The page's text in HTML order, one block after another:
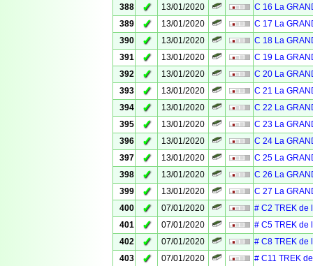
388
✓ 13/01/2020
C 16 La
389
✓ 13/01/2020
C 17 La
390
✓ 13/01/2020
C 18 La
391
✓ 13/01/2020
C 19 La
392
✓ 13/01/2020
C 20 La
393
✓ 13/01/2020
C 21 La
394
✓ 13/01/2020
C 22 La
395
✓ 13/01/2020
C 23 La
396
✓ 13/01/2020
C 24 La
397
✓ 13/01/2020
C 25 La
398
✓ 13/01/2020
C 26 La
399
✓ 13/01/2020
C 27 La
400
✓ 07/01/2020
# C2 TREK de
401
✓ 07/01/2020
# C5 TREK de
402
✓ 07/01/2020
# C8 TREK de
403
✓ 07/01/2020
# C11 TREK